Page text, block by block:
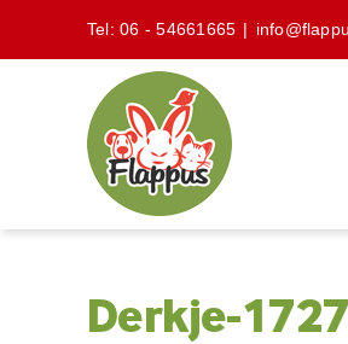
content
Tel:06 - 54661665 |
Derkje-